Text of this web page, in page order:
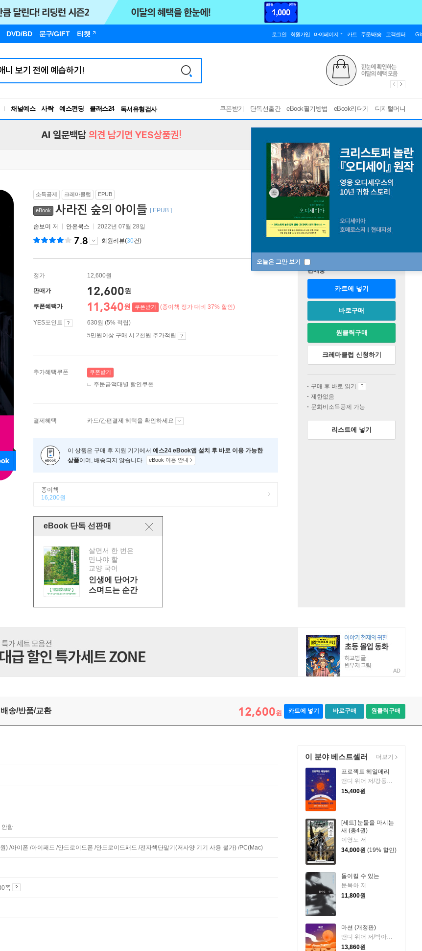
DVD/BD 문구/GIFT 티켓 로그인 회원가입 마이페이지 카트 주문/배송 고객센터
채널예스 사락 예스펀딩 클래스24
독서유형검사
RBTI Lab
쿠폰받기 단독선출간 eBook필기방법 eBook리더기 디지털머니
오늘은 그만 보기
AI 일문백답 의견 남기면 YES상품권!
소득공제 크레마클럽 EPUB
eBook 사라진 숲의 아이들 [ EPUB ]
손보미 저 안온북스 2022년 07월 28일
7.8 회원리뷰(30건)
정가 12,600원
판매가 12,600원
쿠폰혜택가 11,340원 쿠폰받기 (종이책 정가 대비 37% 할인)
YES포인트
630원 (5% 적립)
5만원이상 구매 시 2천원 추가적립
추가혜택쿠폰 쿠폰받기
주문금액대별 할인쿠폰
결제혜택 카드/간편결제 혜택을 확인하세요
이 상품은 구매 후 지원 기기에서 예스24 eBook앱 설치 후 바로 이용 가능한
상품이며, 배송되지 않습니다. eBook 이용 안내
종이책
16,200원
eBook 단독 선판매
살면서 한 번은
만나야 할
교양 국어
인생에 단어가
스며드는 순간
판매중
카트에 넣기
바로구매
원클릭구매
크레마클럽 신청하기
구매 후 바로 읽기
제한없음
문화비소득공제 가능
리스트에 넣기
AD
배송/반품/교환 12,600원 카트에 넣기 바로구매 원클릭구매
이 분야 베스트셀러
프로젝트 헤일메리
15,400원
[세트] 눈물을 마시는
새 (총4권)
이영도 저
34,000원 (19% 할인)
돌이킬 수 있는
문목하 저
11,800원
마션 (개정판)
앤디 위어 저/박아람 역
13,860원
더보기
안함
) /아이폰 /아이패드 /안드로이드폰 /안드로이드패드 /전자책단말기(저사양 기기 사용 불가) /PC(Mac)
쪽